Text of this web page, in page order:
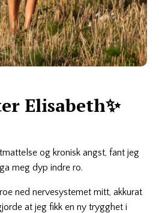
Elisabeth✨
og kronisk angst, fant jeg
meg dyp indre ro.
ned nervesystemet mitt, akkurat
at jeg fikk en ny trygghet i